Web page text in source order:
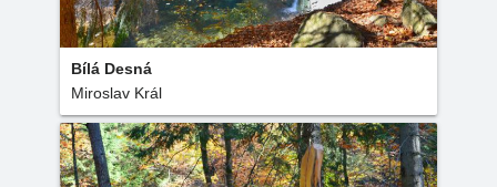
Bílá Desná
Miroslav Král